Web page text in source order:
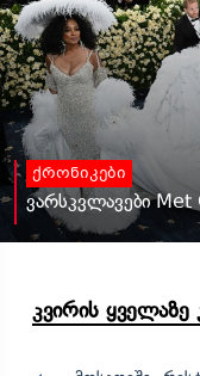
ქრონიკები
ვარსკვლავები
კვირის ყველაზე